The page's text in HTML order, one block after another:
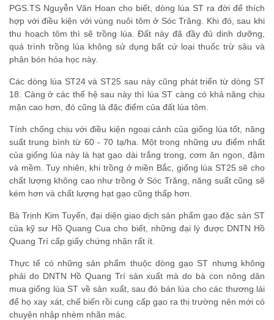
PGS.TS Nguyễn Văn Hoan cho biết, dòng lúa ST ra đời để thích
hợp với điều kiện với vùng nuôi tôm ở Sóc Trăng. Khi đó, sau khi
thu hoạch tôm thì sẽ trồng lúa. Đất này đã đầy đủ dinh dưỡng,
quá trình trồng lúa không sử dụng bất cứ loại thuốc trừ sâu và
phân bón hóa học này.
Các dòng lúa ST24 và ST25 sau này cũng phát triển từ dòng ST
18. Càng ở các thế hệ sau này thì lúa ST càng có khả năng chịu
mặn cao hơn, đó cũng là đặc điểm của đất lúa tôm.
Tính chống chịu với điều kiện ngoại cảnh của giống lúa tốt, năng
suất trung bình từ 60 - 70 tạ/ha. Một trong những ưu điểm nhất
của giống lúa này là hạt gạo dài trắng trong, cơm ăn ngon, đậm
và mềm. Tuy nhiên, khi trồng ở miền Bắc, giống lúa ST25 sẽ cho
chất lượng không cao như trồng ở Sóc Trăng, năng suất cũng sẽ
kém hơn và chất lượng hạt gạo cũng thấp hơn.
Bà Trịnh Kim Tuyến, đại diện giao dịch sản phẩm gạo đặc sản ST
của kỹ sư Hồ Quang Cua cho biết, những đại lý được DNTN Hồ
Quang Trí cấp giấy chứng nhận rất ít.
Thực tế có những sản phẩm thuộc dòng gạo ST nhưng không
phải do DNTN Hồ Quang Trí sản xuất mà do bà con nông dân
mua giống lúa ST về sản xuất, sau đó bán lúa cho các thương lái
để họ xay xát, chế biến rồi cung cấp gạo ra thị trường nên mới có
chuyện nhập nhèm nhãn mác.